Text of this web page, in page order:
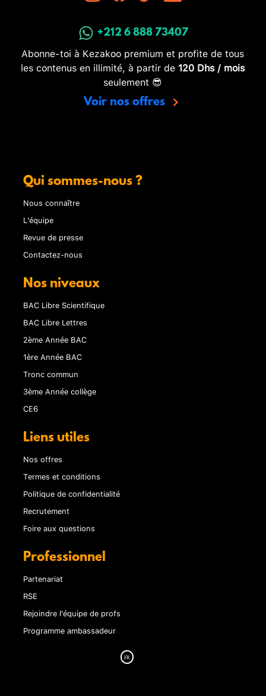
+212 6 888 73407
Abonne-toi à Kezakoo premium et profite de tous
les contenus en illimité, à partir de 120 Dhs / mois
seulement 😎
Voir nos offres
Qui sommes-nous ?
Nous connaître
L'équipe
Revue de presse
Contactez-nous
Nos niveaux
BAC Libre Scientifique
BAC Libre Lettres
2ème Année BAC
1ère Année BAC
Tronc commun
3ème Année collège
CE6
Liens utiles
Nos offres
Termes et conditions
Politique de confidentialité
Recrutement
Foire aux questions
Professionnel
Partenariat
RSE
Rejoindre l'équipe de profs
Programme ambassadeur